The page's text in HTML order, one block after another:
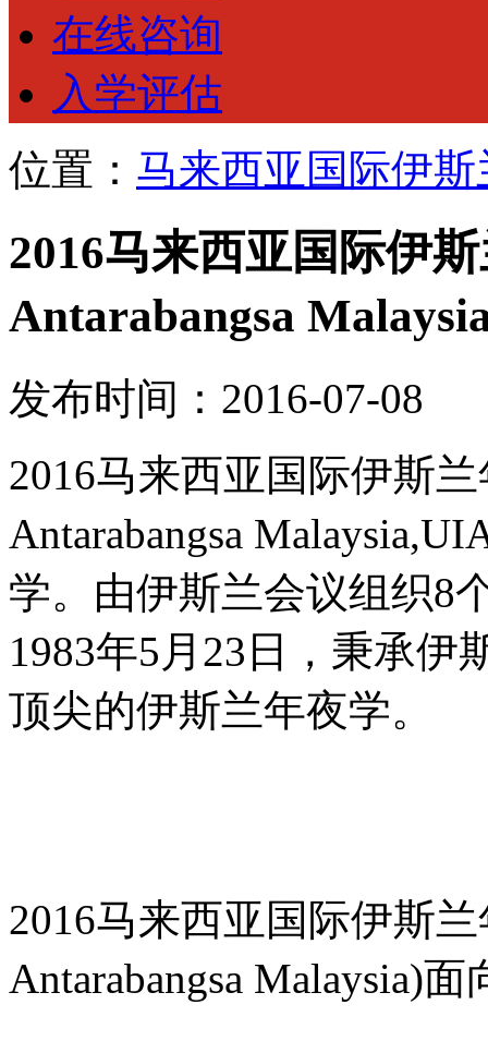
在线咨询
入学评估
位置： 马来西亚国际伊斯
2016马来西亚国际伊
Antarabangsa
发布时间：2016-07-08
2016马来西亚国际伊斯
Antarabangsa
学。由伊斯兰会议组织8
1983年5月23日，秉承伊
顶尖的伊斯兰年夜学。
2016马来西亚国际伊斯
Antarabangsa Malaysia)面